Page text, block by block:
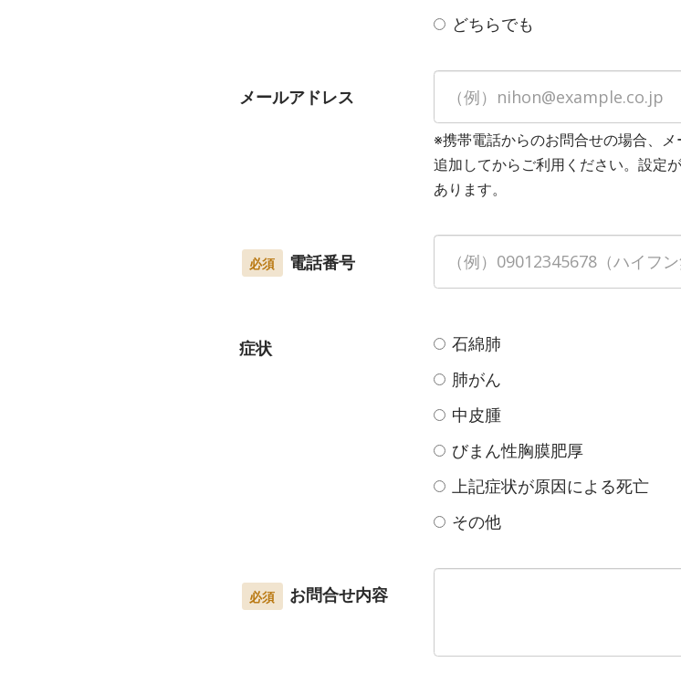
どちらでも
メールアドレス
※携帯電話からのお問合せの場合、
追加してからご利用ください。設定
あります。
必須 電話番号
症状
石綿肺
肺がん
中皮腫
びまん性胸膜肥厚
上記症状が原因による死亡
その他
必須 お問合せ内容